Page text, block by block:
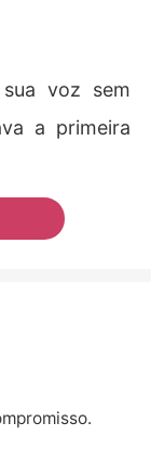
sua voz sem
a primeira